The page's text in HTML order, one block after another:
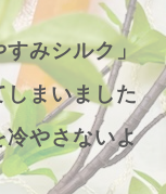
すみシルク」
まいました
冷やさないよ